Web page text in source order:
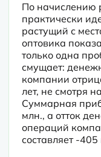
По начислению
практически
растущий с
оптовика
только одна
смущает:
компании
лет, не смотря
Суммарная
млн., а отток
операций
составляет -405